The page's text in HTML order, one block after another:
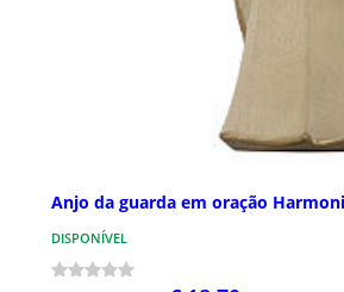
Anjo da guarda em oração
DISPONÍVEL